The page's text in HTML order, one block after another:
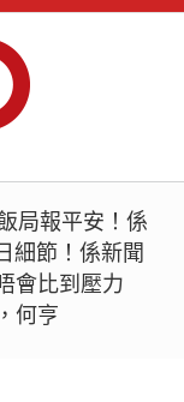
局報平安！係
細節！係新聞
會比到壓力
何亨